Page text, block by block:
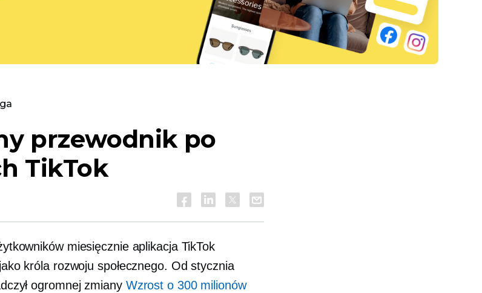
przewodnik po
TikTok
miesięcznie aplikacja TikTok
króla rozwoju społecznego. Od stycznia
ogromnej zmiany Wzrost o 300 milionów